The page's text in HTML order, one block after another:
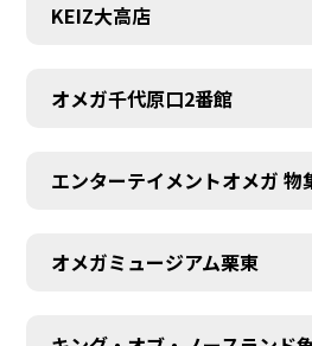
KEIZ大高店
オメガ千代原口2番館
エンターテイメントオメガ 物
オメガミュージアム栗東